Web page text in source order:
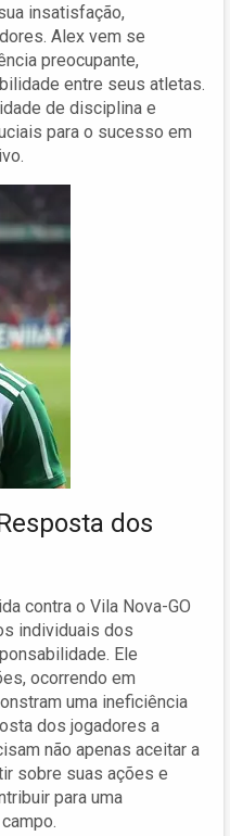
insatisfação,
Alex vem se
preocupante,
entre seus atletas.
de disciplina e
para o sucesso em
dos
contra o Vila Nova-GO
individuais dos
Ele
ocorrendo em
uma ineficiência
dos jogadores a
não apenas aceitar a
sobre suas ações e
para uma